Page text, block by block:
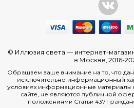
© Иллюзия света — интернет-
в Москве , 2016-
Обращаем ваше внимание на то, что
исключительно информационный
условиях информационные
сайте, не являются публичной
положениями Статьи 437